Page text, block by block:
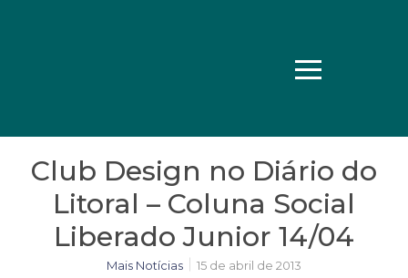
Club Design no Diário do
Litoral – Coluna Social
Liberado Junior 14/04
Mais Notícias 15 de abril de 2013